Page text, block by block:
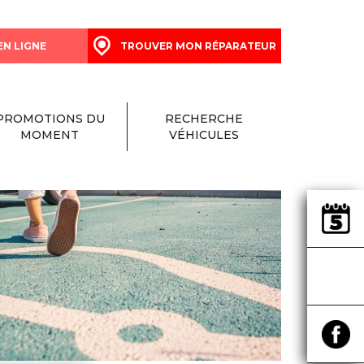
LIGNE TROUVER MON RÉPARATEUR
DU
MOMENT
RECHERCHE
VÉHICULES